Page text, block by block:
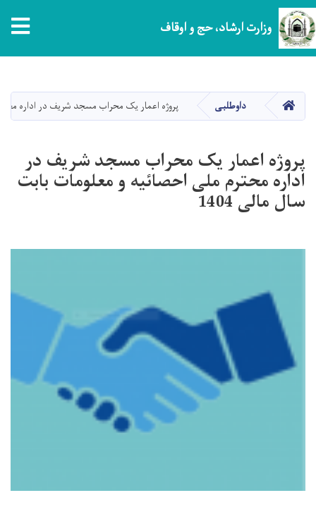
main
content
وزارت ارشاد، حج و اوقاف
HOME داوطلبی پروژه اعمار یک محراب مسجد شریف در اداره
پروژه اعمار یک محراب مسجد شریف در
اداره محترم ملی احصائیه و معلومات بابت
سال مالی 1404